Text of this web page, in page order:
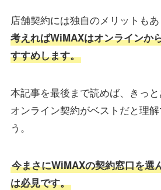
店舗契約には独自のメリットもあ
考えればWiMAXはオンラインか
すすめします。
本記事を最後まで読めば、きっ
オンライン契約がベストだと理
う。
今まさにWiMAXの契約窓口を選
は必見です。